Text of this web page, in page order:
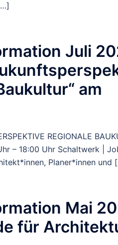
Juli
am
REGIONALE
– 18:00 Uhr Schaltwerk |
Planer*innen und
Mai
für